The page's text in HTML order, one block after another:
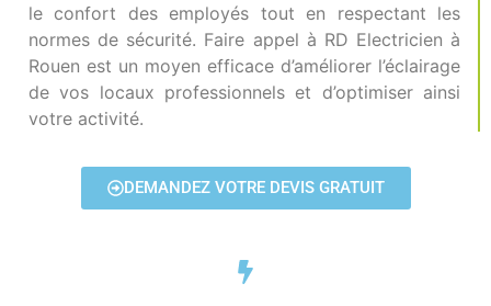
le confort des employés tout en respectant les
normes de sécurité. Faire appel à RD Electricien à
Rouen est un moyen efficace d’améliorer l’éclairage
de vos locaux professionnels et d’optimiser ainsi
votre activité.
DEMANDEZ VOTRE DEVIS GRATUIT